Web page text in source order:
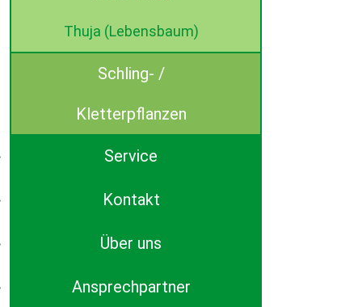
Thuja (Lebensbaum)
Schling- /
Kletterpflanzen
Service
Kontakt
Über uns
Ansprechpartner